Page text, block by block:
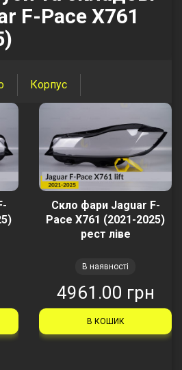
F-Pace X761
Корпус
Скло фари Jaguar F-
Pace X761 (2021-2025)
рест ліве
В наявності
4961.00 грн
В КОШИК